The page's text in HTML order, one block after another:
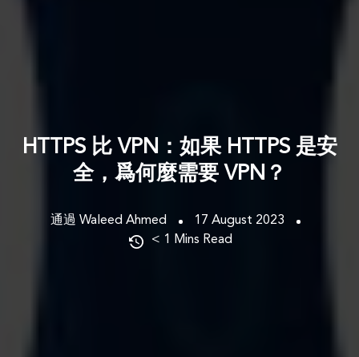
HTTPS 比 VPN：如果 HTTPS 是安
全，爲何麼需要 VPN？
通過 Waleed Ahmed
17 August 2023
< 1
Mins Read